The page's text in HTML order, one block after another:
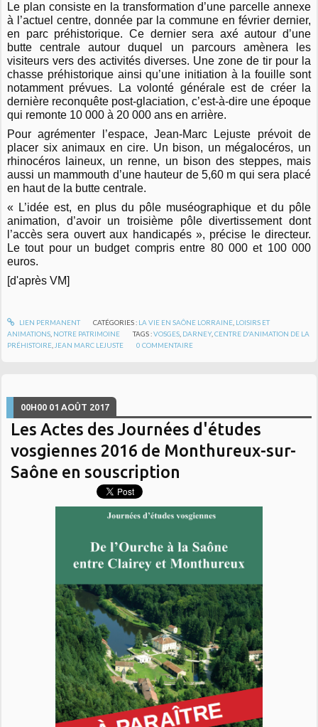
Le plan consiste en la transformation d’une parcelle annexe
à l’actuel centre, donnée par la commune en février dernier,
en parc préhistorique. Ce dernier sera axé autour d’une
butte centrale autour duquel un parcours amènera les
visiteurs vers des activités diverses. Une zone de tir pour la
chasse préhistorique ainsi qu’une initiation à la fouille sont
notamment prévues. La volonté générale est de créer la
dernière reconquête post-glaciation, c’est-à-dire une époque
qui remonte 10 000 à 20 000 ans en arrière.
Pour agrémenter l’espace, Jean-Marc Lejuste prévoit de
placer six animaux en cire. Un bison, un mégalocéros, un
rhinocéros laineux, un renne, un bison des steppes, mais
aussi un mammouth d’une hauteur de 5,60 m qui sera placé
en haut de la butte centrale.
« L’idée est, en plus du pôle muséographique et du pôle
animation, d’avoir un troisième pôle divertissement dont
l’accès sera ouvert aux handicapés », précise le directeur.
Le tout pour un budget compris entre 80 000 et 100 000
euros.
[d'après VM]
LIEN PERMANENT CATÉGORIES : LA VIE EN SAÔNE LORRAINE, LOISIRS ET
ANIMATIONS NOTRE PATRIMOINE TAGS :VOSGES DARNEY,CENTRE D'ANIMATION DE LA
PRÉHISTOIRE JEAN MARC LEJUSTE 0 COMMENTAIRE
00H00 01 AOÛT 2017
Les Actes des Journées d'études
vosgiennes 2016 de Monthureux-sur-
Saône en souscription